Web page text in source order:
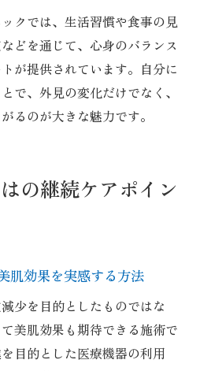
クでは、生活習慣や食事の見
どを通じて、心身のバランス
が提供されています。自分に
で、外見の変化だけでなく、
るのが大きな魅力です。
の継続ケアポイン
肌効果を実感する方法
少を目的としたものではな
美肌効果も期待できる施術で
目的とした医療機器の利用